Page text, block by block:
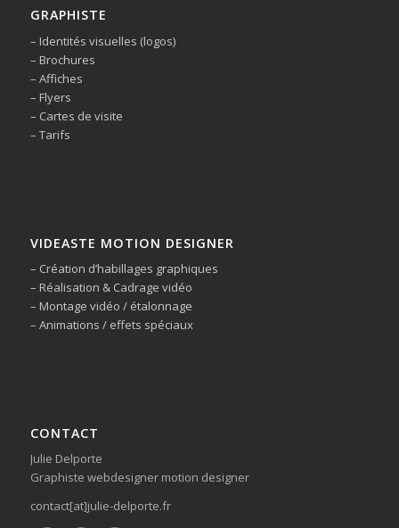
GRAPHISTE
– Identités visuelles (logos)
– Brochures
– Affiches
– Flyers
– Cartes de visite
– Tarifs
VIDEASTE MOTION DESIGNER
– Création d’habillages graphiques
– Réalisation & Cadrage vidéo
– Montage vidéo / étalonnage
– Animations / effets spéciaux
CONTACT
Julie Delporte
Graphiste webdesigner motion designer
contact[at]julie-delporte.fr